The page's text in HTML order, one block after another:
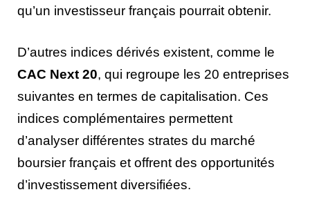
qu’un investisseur français pourrait obtenir.
D’autres indices dérivés existent, comme le
CAC Next 20, qui regroupe les 20 entreprises
suivantes en termes de capitalisation. Ces
indices complémentaires permettent
d’analyser différentes strates du marché
boursier français et offrent des opportunités
d’investissement diversifiées.